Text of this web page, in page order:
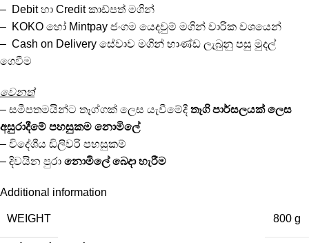
– Debit හා Credit කාඩ්පත් මගින්
– KOKO හෝ Mintpay ජංගම යෙදවුම් මගින් වාරික වශයෙන්
– Cash on Delivery සේවාව මගින් භාණ්ඩ ලැබුනු පසු මුදල්
ගෙවීම
වෙනත්
– සමීපතමයින්ට තෑග්ගක් ලෙස යැවීමේදී තෑගි පාර්සලයක් ලෙස
අසුරාදීමේ පහසුකම නොමිලේ
– විදේශීය ඩිලිවරි පහසුකම්
– දිවයින පුරා නොමිලේ බෙදා හැරීම
Additional information
WEIGHT 800 g